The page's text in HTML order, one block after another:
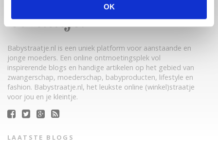
OK
Babystraatje.nl is een uniek platform voor aanstaande en
jonge moeders. Een online ontmoetingsplek vol
inspirerende blogs en handige artikelen op het gebied van
zwangerschap, moederschap, babyproducten, lifestyle en
fashion. Babystraatje.nl, het leukste online (winkel)straatje
voor jou en je kleintje.
LAATSTE BLOGS